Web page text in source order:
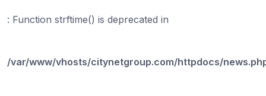
: Function strftime() is deprecated in
/var/www/vhosts/citynetgroup.com/httpdocs/